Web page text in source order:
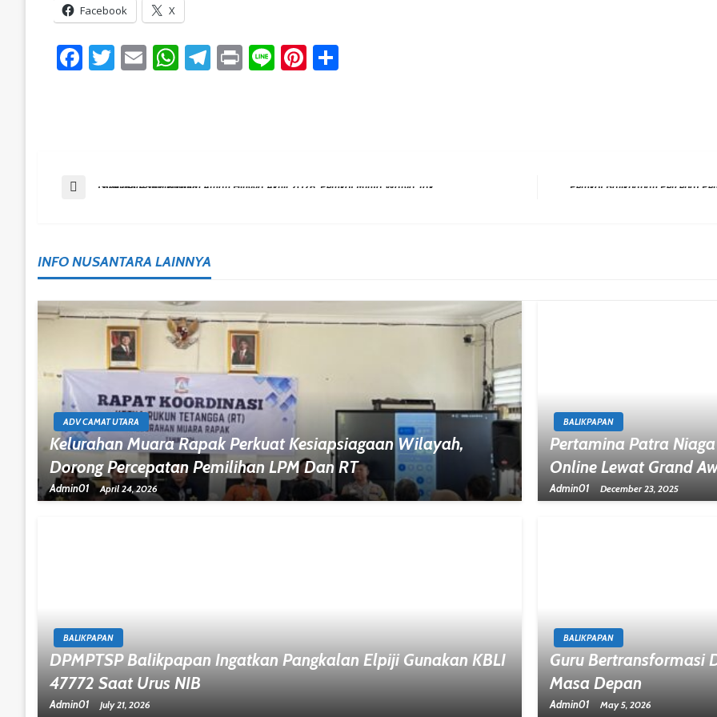
Facebook X
Facebook
Twitter
EmailWhatsApp
Telegram
PrintLinePinterest
Post
Previous Post Stok Beras Balikpapan Aman Hingga Akhir 2026, Pemkot Minta Warga Tak Lakukan Panic Buying Next Post
INFO NUSANTARA LAINNYA
ADV CAMAT UTARA
Kelurahan Muara Rapak Perkuat Kesiapsiagaan Wilayah,
Dorong Percepatan Pemilihan LPM Dan RT
Admin01 April 24, 2026
BALIKPAPAN
Pertamina Patra
Online Lewat Grand
Admin01 December 23, 2025
BALIKPAPAN
DPMPTSP Balikpapan Ingatkan Pangkalan Elpiji Gunakan KBLI
47772 Saat Urus NIB
Admin01 July 21, 2026
BALIKPAPAN
Guru Bertransformasi
Masa Depan
Admin01 May 5, 2026